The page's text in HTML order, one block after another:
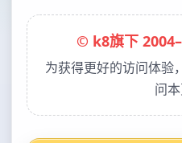
© k8旗下
为获得更好的访问体验
问